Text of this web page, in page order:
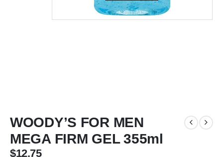
WOODY’S FOR MEN
MEGA FIRM GEL 355ml
$12.75